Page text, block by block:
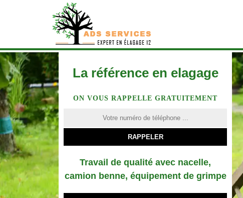
La référence en elagage
ON VOUS RAPPELLE GRATUITEMENT
Travail de qualité avec nacelle,
camion benne, équipement de grimpe